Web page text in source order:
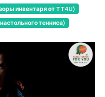
инвентаря от TT4U)
тенниса)